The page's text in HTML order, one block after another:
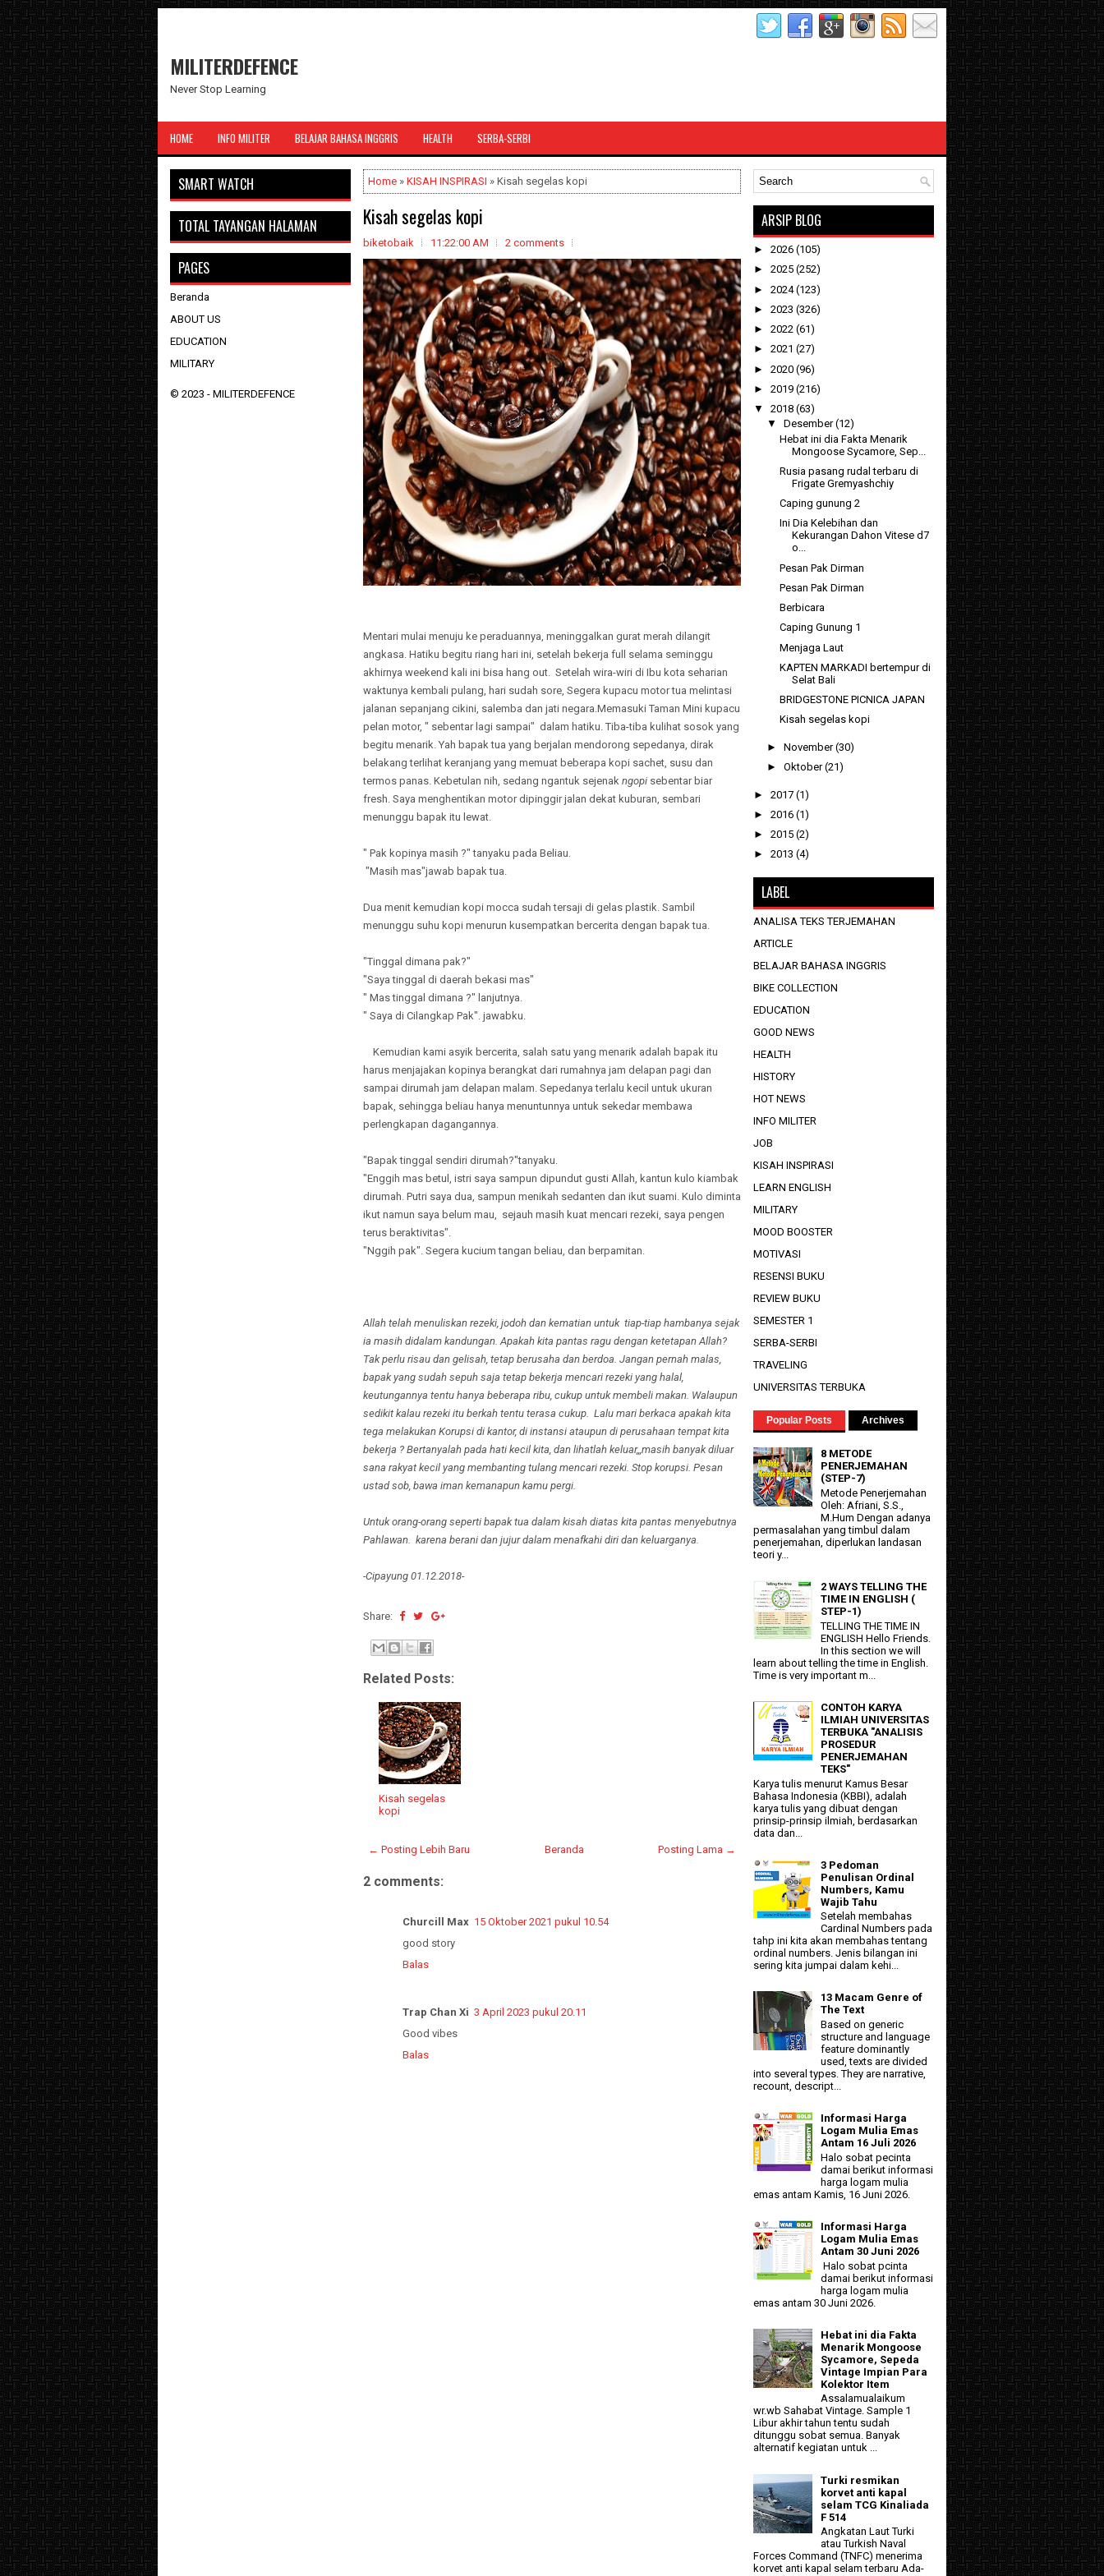
MILITERDEFENCE
Never Stop Learning
HOME INFO MILITER BELAJAR BAHASA INGGRIS HEALTH SERBA-SERBI
Home » KISAH INSPIRASI » Kisah segelas kopi
Kisah segelas kopi
biketobaik 11:22:00 AM 2 comments
Mentari mulai menuju ke peraduannya, meninggalkan gurat merah dilangit
angkasa. Hatiku begitu riang hari ini, setelah bekerja full selama seminggu
akhirnya weekend kali ini bisa hang out. Setelah wira-wiri di Ibu kota seharian
waktunya kembali pulang, hari sudah sore, Segera kupacu motor tua melintasi
jalanan sepanjang cikini, salemba dan jati negara.Memasuki Taman Mini kupacu
pelan motor, " sebentar lagi sampai" dalam hatiku. Tiba-tiba kulihat sosok yang
begitu menarik. Yah bapak tua yang berjalan mendorong sepedanya, dirak
belakang terlihat keranjang yang memuat beberapa kopi sachet, susu dan
termos panas. Kebetulan nih, sedang ngantuk sejenak ngopi sebentar biar
fresh. Saya menghentikan motor dipinggir jalan dekat kuburan, sembari
menunggu bapak itu lewat.
" Pak kopinya masih ?" tanyaku pada Beliau.
"Masih mas"jawab bapak tua.
Dua menit kemudian kopi mocca sudah tersaji di gelas plastik. Sambil
menunggu suhu kopi menurun kusempatkan bercerita dengan bapak tua.
"Tinggal dimana pak?"
"Saya tinggal di daerah bekasi mas"
" Mas tinggal dimana ?" lanjutnya.
" Saya di Cilangkap Pak". jawabku.
Kemudian kami asyik bercerita, salah satu yang menarik adalah bapak itu
harus menjajakan kopinya berangkat dari rumahnya jam delapan pagi dan
sampai dirumah jam delapan malam. Sepedanya terlalu kecil untuk ukuran
bapak, sehingga beliau hanya menuntunnya untuk sekedar membawa
perlengkapan dagangannya.
"Bapak tinggal sendiri dirumah?"tanyaku.
"Enggih mas betul, istri saya sampun dipundut gusti Allah, kantun kulo kiambak
dirumah. Putri saya dua, sampun menikah sedanten dan ikut suami. Kulo diminta
ikut namun saya belum mau, sejauh masih kuat mencari rezeki, saya pengen
terus beraktivitas".
"Nggih pak". Segera kucium tangan beliau, dan berpamitan.
Allah telah menuliskan rezeki, jodoh dan kematian untuk tiap-tiap hambanya sejak
ia masih didalam kandungan. Apakah kita pantas ragu dengan ketetapan Allah?
Tak perlu risau dan gelisah, tetap berusaha dan berdoa. Jangan pernah malas,
bapak yang sudah sepuh saja tetap bekerja mencari rezeki yang halal,
keutungannya tentu hanya beberapa ribu, cukup untuk membeli makan. Walaupun
sedikit kalau rezeki itu berkah tentu terasa cukup. Lalu mari berkaca apakah kita
tega melakukan Korupsi di kantor, di instansi ataupun di perusahaan tempat kita
bekerja ? Bertanyalah pada hati kecil kita, dan lihatlah keluar,,,masih banyak diluar
sana rakyat kecil yang membanting tulang mencari rezeki. Stop korupsi. Pesan
ustad sob, bawa iman kemanapun kamu pergi.
Untuk orang-orang seperti bapak tua dalam kisah diatas kita pantas menyebutnya
Pahlawan. karena berani dan jujur dalam menafkahi diri dan keluarganya.
-Cipayung 01.12.2018-
Share:
Related Posts:
Kisah segelas
kopi
← Posting Lebih Baru Posting Lama →
Beranda
2 comments:
Churcill Max 15 Oktober 2021 pukul 10.54
good story
Balas
Trap Chan Xi 3 April 2023 pukul 20.11
Good vibes
Balas
SMART WATCH
TOTAL TAYANGAN HALAMAN
PAGES
Beranda
ABOUT US
EDUCATION
MILITARY
© 2023 - MILITERDEFENCE
ARSIP BLOG
► 2026 (105)
► 2025 (252)
► 2024(123)
► 2023 (326)
► 2022 (61)
► 2021 (27)
► 2020 (96)
► 2019 (216)
▼ 2018 (63)
▼ Desember(12)
Hebat ini dia Fakta Menarik
Mongoose Sycamore, Sep...
Rusia pasang rudal terbaru di
Frigate Gremyashchiy
Caping gunung 2
Ini Dia Kelebihan dan
Kekurangan Dahon Vitese d7
o...
Pesan Pak Dirman
Pesan Pak Dirman
Berbicara
Caping Gunung 1
Menjaga Laut
KAPTEN MARKADI bertempur di
Selat Bali
BRIDGESTONE PICNICA JAPAN
Kisah segelas kopi
► November(30)
► Oktober(21)
► 2017 (1)
► 2016 (1)
► 2015 (2)
► 2013 (4)
LABEL
ANALISA TEKS TERJEMAHAN
ARTICLE
BELAJAR BAHASA INGGRIS
BIKE COLLECTION
EDUCATION
GOOD NEWS
HEALTH
HISTORY
HOT NEWS
INFO MILITER
JOB
KISAH INSPIRASI
LEARN ENGLISH
MILITARY
MOOD BOOSTER
MOTIVASI
RESENSI BUKU
REVIEW BUKU
SEMESTER 1
SERBA-SERBI
TRAVELING
UNIVERSITAS TERBUKA
Popular Posts Archives
8 METODE
PENERJEMAHAN
(STEP-7)
Metode Penerjemahan
Oleh: Afriani, S.S.,
M.Hum Dengan adanya
permasalahan yang timbul dalam
penerjemahan, diperlukan landasan
teori y...
2 WAYS TELLING THE
TIME IN ENGLISH (
STEP-1)
TELLING THE TIME IN
ENGLISH Hello Friends.
In this section we will
learn about telling the time in English.
Time is very important m...
CONTOH KARYA
ILMIAH UNIVERSITAS
TERBUKA "ANALISIS
PROSEDUR
PENERJEMAHAN
TEKS"
Karya tulis menurut Kamus Besar
Bahasa Indonesia (KBBI), adalah
karya tulis yang dibuat dengan
prinsip-prinsip ilmiah, berdasarkan
data dan...
3 Pedoman
Penulisan Ordinal
Numbers, Kamu
Wajib Tahu
Setelah membahas
Cardinal Numbers pada
tahp ini kita akan membahas tentang
ordinal numbers. Jenis bilangan ini
sering kita jumpai dalam kehi...
13 Macam Genre of
The Text
Based on generic
structure and language
feature dominantly
used, texts are divided
into several types. They are narrative,
recount, descript...
Informasi Harga
Logam Mulia Emas
Antam 16 Juli 2026
Halo sobat pecinta
damai berikut informasi
harga logam mulia
emas antam Kamis, 16 Juni 2026.
Informasi Harga
Logam Mulia Emas
Antam 30 Juni 2026
Halo sobat pcinta
damai berikut informasi
harga logam mulia
emas antam 30 Juni 2026.
Hebat ini dia Fakta
Menarik Mongoose
Sycamore, Sepeda
Vintage Impian Para
Kolektor Item
Assalamualaikum
wr.wb Sahabat Vintage. Sample 1
Libur akhir tahun tentu sudah
ditunggu sobat semua. Banyak
alternatif kegiatan untuk ...
Turki resmikan
korvet anti kapal
selam TCG Kinaliada
F 514
Angkatan Laut Turki
atau Turkish Naval
Forces Command (TNFC) menerima
korvet anti kapal selam terbaru Ada-